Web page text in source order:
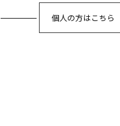
個人の方はこちら